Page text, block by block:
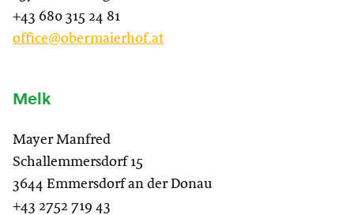
+43 680 315 24 81
office@obermaierhof.at
Melk
Mayer Manfred
Schallemmersdorf 15
3644 Emmersdorf an der Donau
+43 2752 719 43